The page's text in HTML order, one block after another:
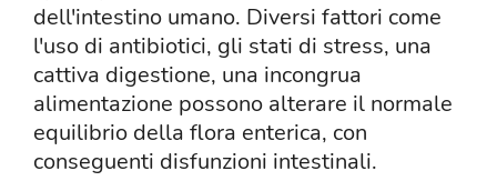
dell'intestino umano. Diversi fattori come
l'uso di antibiotici, gli stati di stress, una
cattiva digestione, una incongrua
alimentazione possono alterare il normale
equilibrio della flora enterica, con
conseguenti disfunzioni intestinali.